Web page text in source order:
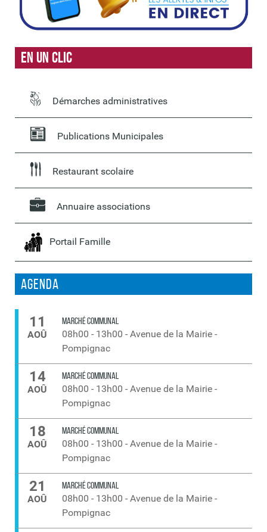
En un clic
Démarches administratives
Publications Municipales
Restaurant scolaire
Annuaire associations
Portail Famille
Agenda
11
AOÛ
MARCHÉ COMMUNAL
08h00 - 13h00 - Avenue de la Mairie -
Pompignac
14
AOÛ
MARCHÉ COMMUNAL
08h00 - 13h00 - Avenue de la Mairie -
Pompignac
18
AOÛ
MARCHÉ COMMUNAL
08h00 - 13h00 - Avenue de la Mairie -
Pompignac
21
AOÛ
MARCHÉ COMMUNAL
08h00 - 13h00 - Avenue de la Mairie -
Pompignac